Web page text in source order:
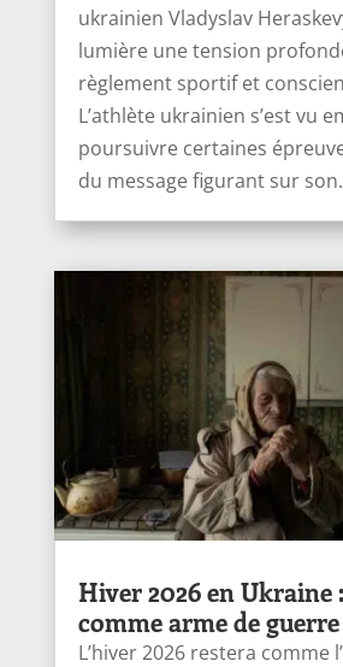
ukrainien Vladyslav
lumière une tension
règlement sportif et
L’athlète ukrainien s’est vu
poursuivre certaines
du message figurant sur
Hiver 2026 en Ukraine
comme arme de guerre
L’hiver 2026 restera comme